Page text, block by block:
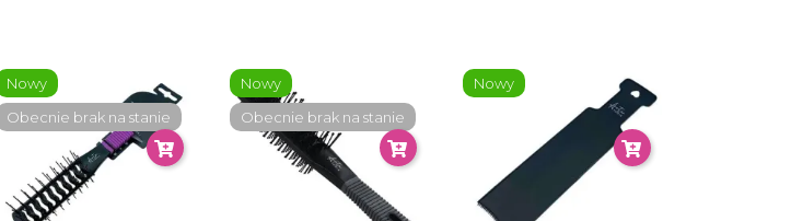
Nowy
Obecnie brak na stanie
Nowy
Obecnie brak na stanie
Nowy